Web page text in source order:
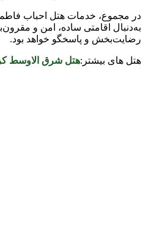
در مجموع، خدمات هتل احباب فاطمه
به‌دنبال اقامتی ساده، امن و
رضایت‌بخش و پاسخگو خواهد بود.
هتل های بیشتر:هتل شرق الاوسط